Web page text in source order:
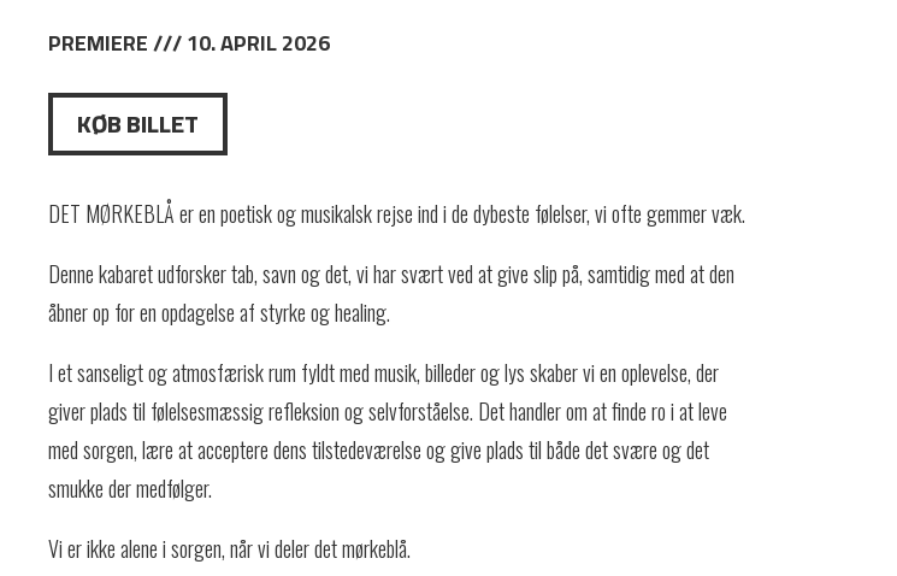
PREMIERE /// 10. APRIL 2026
KØB BILLET
DET MØRKEBLÅ er en poetisk og musikalsk rejse ind i de dybeste følelser, vi ofte gemmer væk.
Denne kabaret udforsker tab, savn og det, vi har svært ved at give slip på, samtidig med at den
åbner op for en opdagelse af styrke og healing.
I et sanseligt og atmosfærisk rum fyldt med musik, billeder og lys skaber vi en oplevelse, der
giver plads til følelsesmæssig refleksion og selvforståelse. Det handler om at finde ro i at leve
med sorgen, lære at acceptere dens tilstedeværelse og give plads til både det svære og det
smukke der medfølger.
Vi er ikke alene i sorgen, når vi deler det mørkeblå.